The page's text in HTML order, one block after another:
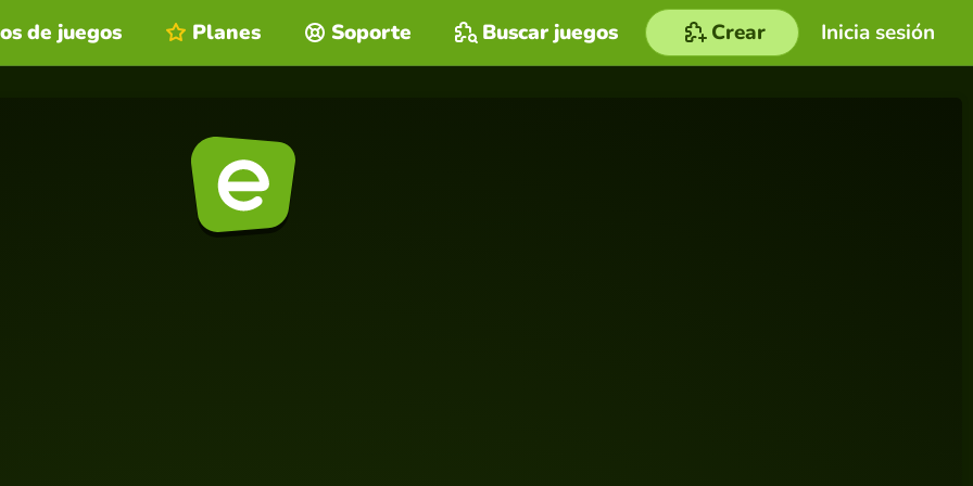
Inicia sesión
de juegos Planes Soporte Buscar juegos Crear